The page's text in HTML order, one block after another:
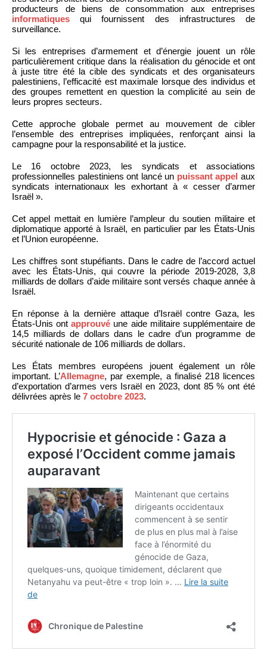
producteurs de biens de consommation aux entreprises
informatiques qui fournissent des infrastructures de
surveillance.
Si les entreprises d’armement et d’énergie jouent un rôle
particulièrement critique dans la réalisation du génocide et ont
à juste titre été la cible des syndicats et des organisateurs
palestiniens, l’efficacité est maximale lorsque des individus et
des groupes remettent en question la complicité au sein de
leurs propres secteurs.
Cette approche globale permet au mouvement de cibler
l’ensemble des entreprises impliquées, renforçant ainsi la
campagne pour la responsabilité et la justice.
Le 16 octobre 2023, les syndicats et associations
professionnelles palestiniens ont lancé un puissant appel aux
syndicats internationaux les exhortant à « cesser d’armer
Israël ».
Cet appel mettait en lumière l’ampleur du soutien militaire et
diplomatique apporté à Israël, en particulier par les États-Unis
et l’Union européenne.
Les chiffres sont stupéfiants. Dans le cadre de l’accord actuel
avec les États-Unis, qui couvre la période 2019-2028, 3,8
milliards de dollars d’aide militaire sont versés chaque année à
Israël.
En réponse à la dernière attaque d’Israël contre Gaza, les
États-Unis ontapprouvé une aide militaire supplémentaire de
14,5 milliards de dollars dans le cadre d’un programme de
sécurité nationale de 106 milliards de dollars.
Les États membres européens jouent également un rôle
important. L’Allemagne, par exemple, a finalisé 218 licences
d’exportation d’armes vers Israël en 2023, dont 85 % ont été
délivrées après le 7 octobre 2023.